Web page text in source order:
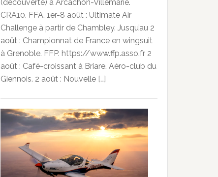
(découverte) à Arcachon-Villemarie.
CRA10. FFA. 1er-8 août : Ultimate Air
Challenge à partir de Chambley. Jusqu’au 2
août : Championnat de France en wingsuit
à Grenoble. FFP. https://www.ffp.asso.fr 2
août : Café-croissant à Briare. Aéro-club du
Giennois. 2 août : Nouvelle […]